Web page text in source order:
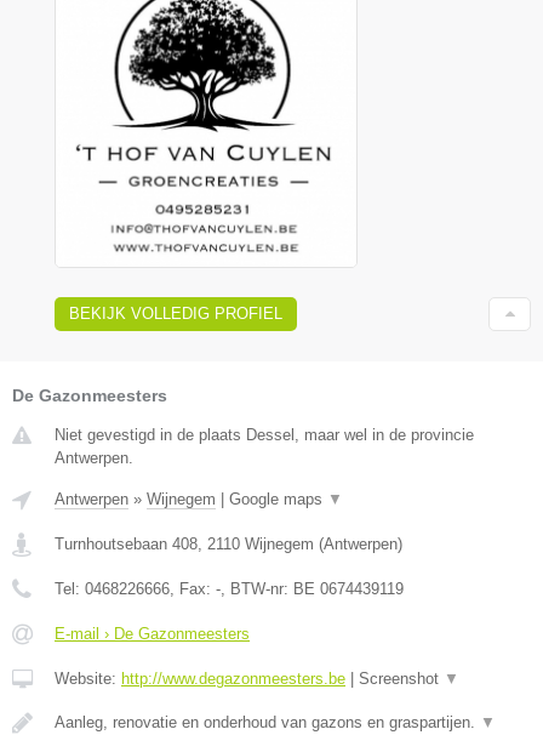
BEKIJK VOLLEDIG PROFIEL
De Gazonmeesters
Niet gevestigd in de plaats Dessel, maar wel in de provincie
Antwerpen.
Antwerpen » Wijnegem | Google maps ▼
Turnhoutsebaan 408 2110 Wijnegem (Antwerpen)
Tel: 0468226666 , Fax: - , BTW-nr: BE 0674439119
E-mail › De Gazonmeesters
Website: http://www.degazonmeesters.be | Screenshot ▼
Aanleg, renovatie en onderhoud van gazons en graspartijen. ▼